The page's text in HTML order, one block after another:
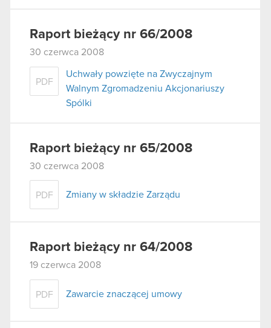
Raport bieżący nr 66/2008
30 czerwca 2008
PDF
Uchwały powzięte na Zwyczajnym
Walnym Zgromadzeniu Akcjonariuszy
Spólki
Raport bieżący nr 65/2008
30 czerwca 2008
PDF Zmiany w składzie Zarządu
Raport bieżący nr 64/2008
19 czerwca 2008
PDF Zawarcie znaczącej umowy